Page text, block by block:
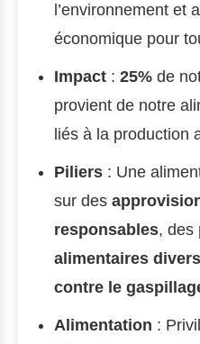
l’environnement et
économique pour
Impact : 25% de
provient de notre
liés à la production
Piliers : Une
sur des
responsables, des
alimentaires
contre le
Alimentation :